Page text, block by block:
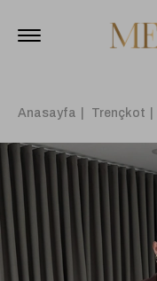
Anasayfa Trençkot